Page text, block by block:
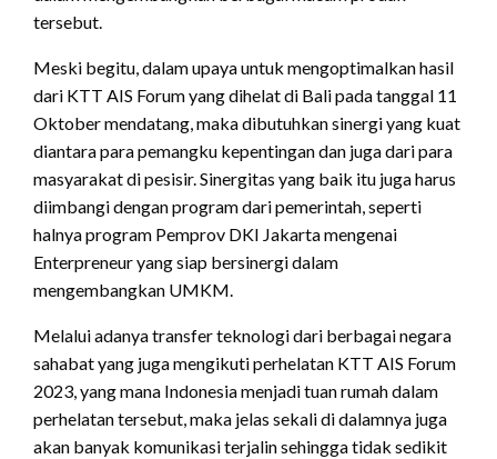
tersebut.
Meski begitu, dalam upaya untuk mengoptimalkan hasil
dari KTT AIS Forum yang dihelat di Bali pada tanggal 11
Oktober mendatang, maka dibutuhkan sinergi yang kuat
diantara para pemangku kepentingan dan juga dari para
masyarakat di pesisir. Sinergitas yang baik itu juga harus
diimbangi dengan program dari pemerintah, seperti
halnya program Pemprov DKI Jakarta mengenai
Enterpreneur yang siap bersinergi dalam
mengembangkan UMKM.
Melalui adanya transfer teknologi dari berbagai negara
sahabat yang juga mengikuti perhelatan KTT AIS Forum
2023, yang mana Indonesia menjadi tuan rumah dalam
perhelatan tersebut, maka jelas sekali di dalamnya juga
akan banyak komunikasi terjalin sehingga tidak sedikit